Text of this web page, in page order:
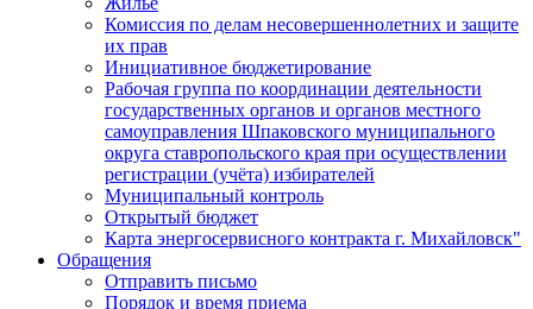
Комиссия по делам несовершеннолетних и защите
их прав
Инициативное бюджетирование
Рабочая группа по координации деятельности
государственных органов и органов местного
самоуправления Шпаковского муниципального
округа ставропольского края при осуществлении
регистрации (учёта) избирателей
Муниципальный контроль
Открытый бюджет
Карта энергосервисного контракта г. Михайловск"
Обращения
Отправить письмо
Порядок и время приема